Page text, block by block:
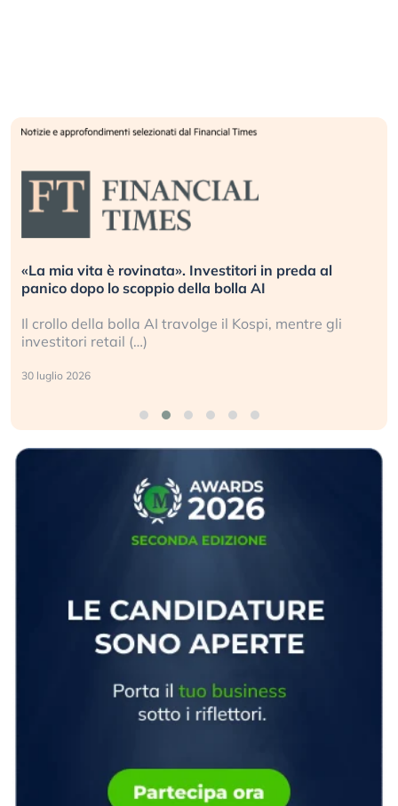
«La mia vita è rovinata». Investitori in preda al
panico dopo lo scoppio della bolla AI
Il crollo della bolla AI travolge il Kospi, mentre gli
investitori retail (…)
30 luglio 2026